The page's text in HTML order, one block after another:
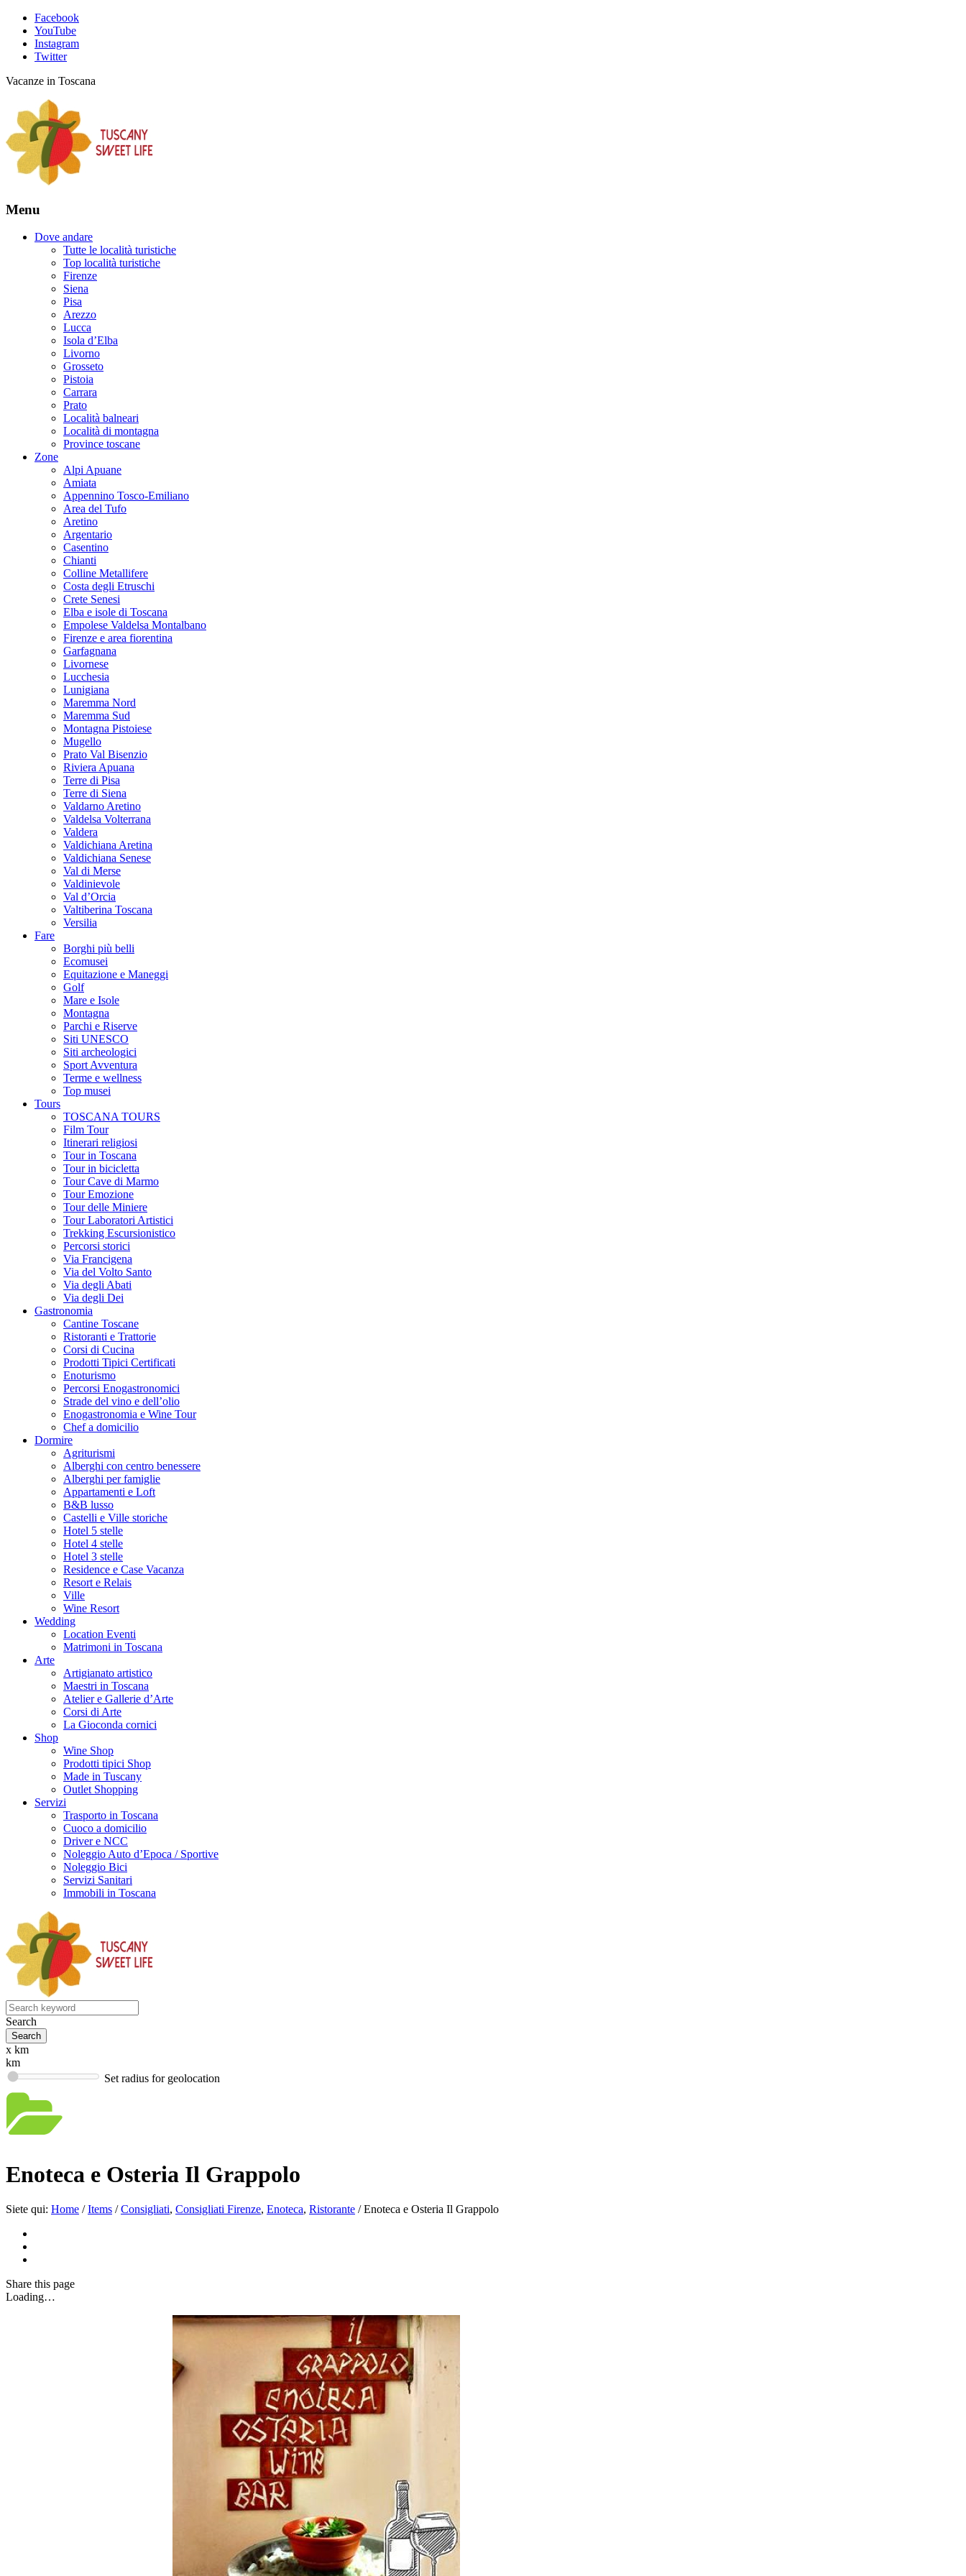
Facebook
YouTube
Instagram
Twitter
Vacanze in Toscana
Menu
Dove andare
Tutte le località turistiche
Top località turistiche
Firenze
Siena
Pisa
Arezzo
Lucca
Isola d’Elba
Livorno
Grosseto
Pistoia
Carrara
Prato
Località balneari
Località di montagna
Province toscane
Zone
Alpi Apuane
Amiata
Appennino Tosco-Emiliano
Area del Tufo
Aretino
Argentario
Casentino
Chianti
Colline Metallifere
Costa degli Etruschi
Crete Senesi
Elba e isole di Toscana
Empolese Valdelsa Montalbano
Firenze e area fiorentina
Garfagnana
Livornese
Lucchesia
Lunigiana
Maremma Nord
Maremma Sud
Montagna Pistoiese
Mugello
Prato Val Bisenzio
Riviera Apuana
Terre di Pisa
Terre di Siena
Valdarno Aretino
Valdelsa Volterrana
Valdera
Valdichiana Aretina
Valdichiana Senese
Val di Merse
Valdinievole
Val d’Orcia
Valtiberina Toscana
Versilia
Fare
Borghi più belli
Ecomusei
Equitazione e Maneggi
Golf
Mare e Isole
Montagna
Parchi e Riserve
Siti UNESCO
Siti archeologici
Sport Avventura
Terme e wellness
Top musei
Tours
TOSCANA TOURS
Film Tour
Itinerari religiosi
Tour in Toscana
Tour in bicicletta
Tour Cave di Marmo
Tour Emozione
Tour delle Miniere
Tour Laboratori Artistici
Trekking Escursionistico
Percorsi storici
Via Francigena
Via del Volto Santo
Via degli Abati
Via degli Dei
Gastronomia
Cantine Toscane
Ristoranti e Trattorie
Corsi di Cucina
Prodotti Tipici Certificati
Enoturismo
Percorsi Enogastronomici
Strade del vino e dell’olio
Enogastronomia e Wine Tour
Chef a domicilio
Dormire
Agriturismi
Alberghi con centro benessere
Alberghi per famiglie
Appartamenti e Loft
B&B lusso
Castelli e Ville storiche
Hotel 5 stelle
Hotel 4 stelle
Hotel 3 stelle
Residence e Case Vacanza
Resort e Relais
Ville
Wine Resort
Wedding
Location Eventi
Matrimoni in Toscana
Arte
Artigianato artistico
Maestri in Toscana
Atelier e Gallerie d’Arte
Corsi di Arte
La Gioconda cornici
Shop
Wine Shop
Prodotti tipici Shop
Made in Tuscany
Outlet Shopping
Servizi
Trasporto in Toscana
Cuoco a domicilio
Driver e NCC
Noleggio Auto d’Epoca / Sportive
Noleggio Bici
Servizi Sanitari
Immobili in Toscana
Search
x km
km
Set radius for geolocation
Enoteca e Osteria Il Grappolo
Siete qui: Home / Items / Consigliati, Consigliati Firenze, Enoteca, Ristorante / Enoteca e Osteria Il Grappolo
Share this page
Loading…